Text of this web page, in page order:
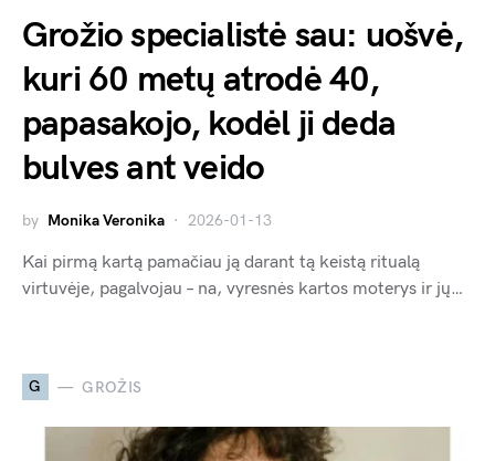
Grožio specialistė sau: uošvė,
kuri 60 metų atrodė 40,
papasakojo, kodėl ji deda
bulves ant veido
by Monika Veronika 2026-01-13
Kai pirmą kartą pamačiau ją darant tą keistą ritualą
virtuvėje, pagalvojau – na, vyresnės kartos moterys ir jų…
G GROŽIS